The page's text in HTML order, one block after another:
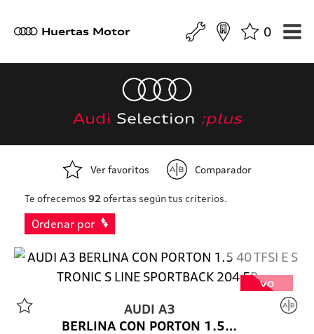
a Huertas Motor 0
Audi Selection :plus
Ver favoritos Comparador
Te ofrecemos 92ofertas según tus criterios.
Ordenar por
VO
AUDI A3
BERLINA CON PORTON 1.5 40 TFSI E S TRONIC S LINE SPORTBACK 204 5P